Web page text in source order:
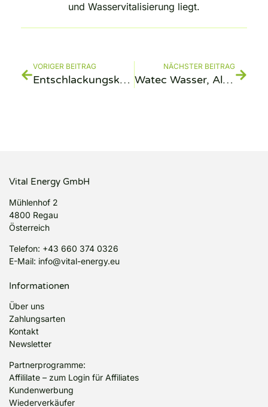
und Wasservitalisierung liegt.
VORIGER BEITRAG
Entschlackungskur zu Hause
NÄCHSTER BEITRAG
Watec Wasser, Alterung, Dehydration und Hautbild
Vital Energy GmbH
Mühlenhof 2
4800 Regau
Österreich
Telefon: +43 660 374 0326
E-Mail: info@vital-energy.eu
Informationen
Über uns
Zahlungsarten
Kontakt
Newsletter
Partnerprogramme:
Affililate – zum Login für Affiliates
Kundenwerbung
Wiederverkäufer